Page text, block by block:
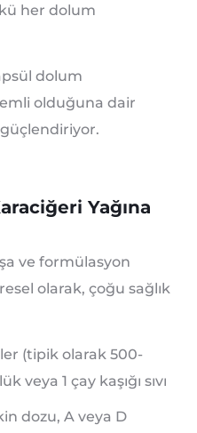
her dolum
dolum
olduğuna dair
Yağına
ve formülasyon
olarak, çoğu sağlık
(tipik olarak 500-
veya 1 çay kaşığı sıvı
dozu, A veya D